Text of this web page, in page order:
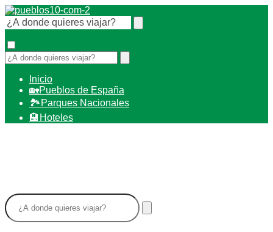
Inicio
🏡Pueblos de España
🏞️ Parques Nacionales
🏨 Hoteles